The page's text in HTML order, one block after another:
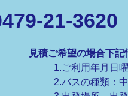
21-3620
見積ご希望の場合下記
1.ご利用年月日
2.バスの種類：